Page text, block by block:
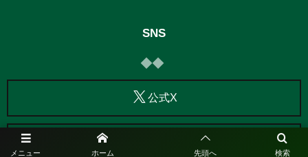
メニュー 検索
ホーム 先頭へ
SNS
公式X